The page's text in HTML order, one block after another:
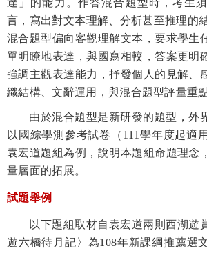
言，寫出對文本理解、分析甚至推理的
混合題型偏向客觀理解文本，要求學生
單明瞭地表達，與國寫相較，答案更明
強調主觀表達能力，抒發個人的見解、
織結構、文辭運用，與混合題型評量重
由於混合題型是新研發的題型，外
以國綜學測參考試卷（ 111 學年度起適
袁宏道題組為例，說明本題組命題理念
量層面的拓展。
試題舉例
以下題組取材自袁宏道兩則西湖遊
遊六橋待月記〉為108年新課綱推薦選